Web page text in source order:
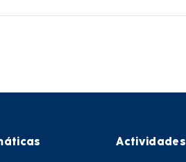
Actividades